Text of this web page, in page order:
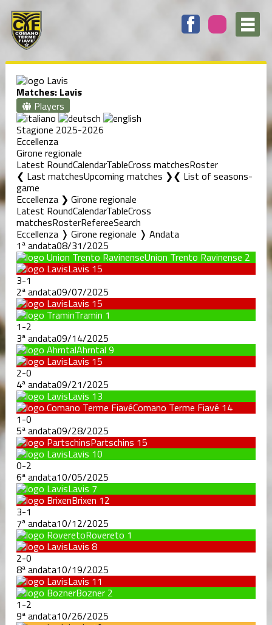
Matches: Lavis
Players
Stagione 2025-2026
Eccellenza
Girone regionale
Latest RoundCalendarTableCross matchesRoster
❮ Last matchesUpcoming matches ❯ List of seasons-
game
Eccellenza ❯ Girone regionale
Latest RoundCalendarTableCross
matchesRosterRefereeSearch
Eccellenza ❭ Girone regionale ❭ Andata
1ª andata08/31/2025
Union Trento Ravinense 2
Lavis 15
3-1
2ª andata09/07/2025
Lavis 15
Tramin 1
1-2
3ª andata09/14/2025
Ahrntal 9
Lavis 15
2-0
4ª andata09/21/2025
Lavis 13
Comano Terme Fiavé 14
1-0
5ª andata09/28/2025
Partschins 15
Lavis 10
0-2
6ª andata10/05/2025
Lavis 7
Brixen 12
3-1
7ª andata10/12/2025
Rovereto 1
Lavis 8
2-0
8ª andata10/19/2025
Lavis 11
Bozner 2
1-2
9ª andata10/26/2025